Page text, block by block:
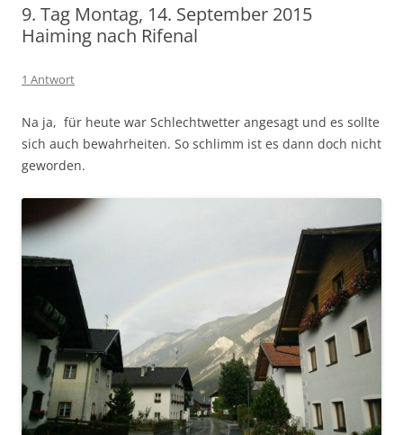
9. Tag Montag, 14. September 2015
Haiming nach Rifenal
1 Antwort
Na ja, für heute war Schlechtwetter angesagt und es sollte
sich auch bewahrheiten. So schlimm ist es dann doch nicht
geworden.